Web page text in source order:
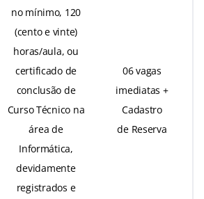
no mínimo, 120
(cento e vinte)
horas/aula, ou
certificado de
conclusão de
Curso Técnico na
área de
Informática,
devidamente
registrados e
06 vagas
imediatas +
Cadastro
de Reserva